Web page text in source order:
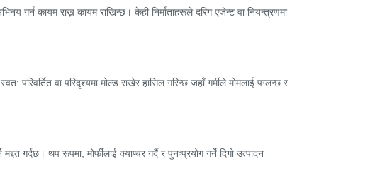
गर्न कायम राख्न कायम राखिन्छ। केही निर्माताहरूले दरिंग एजेन्ट वा नियन्त्रणमा
वा परिदृश्यमा मोल्ड राखेर हासिल गरिन्छ जहाँ गर्मीले मोमलाई पग्लन्छ र
गर्दछ। थप रूपमा, मोर्फीलाई क्याप्चर गर्दै र पुनःप्रयोग गर्ने दिगो उत्पादन